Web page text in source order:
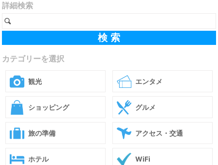
詳細検索
カテゴリーを選択
観光 エンタメ
ショッピング グルメ
旅の準備 アクセス・交通
ホテル WiFi